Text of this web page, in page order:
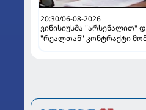
20:30/06-08-2026
ვინისიუსმა "არსენალით"
"რეალთან" კონტრაქტი